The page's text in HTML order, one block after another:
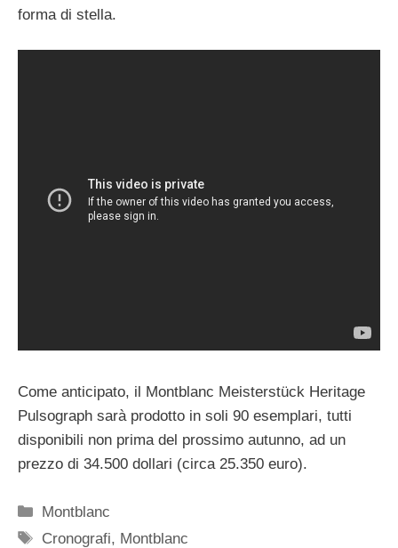
forma di stella.
Come anticipato, il Montblanc Meisterstück Heritage
Pulsograph sarà prodotto in soli 90 esemplari, tutti
disponibili non prima del prossimo autunno, ad un
prezzo di 34.500 dollari (circa 25.350 euro).
Categorie
Montblanc
Tag
Cronografi, Montblanc